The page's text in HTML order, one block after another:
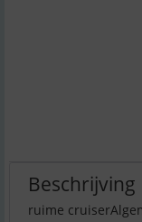
Beschrijving
ruime